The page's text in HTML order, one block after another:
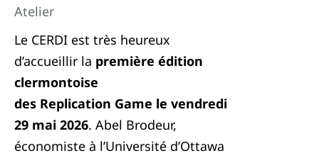
Atelier
Le CERDI est très heureux
d’accueillir la première édition
clermontoise
des Replication Game le vendredi
29 mai 2026. Abel Brodeur,
économiste à l’Université d’Ottawa